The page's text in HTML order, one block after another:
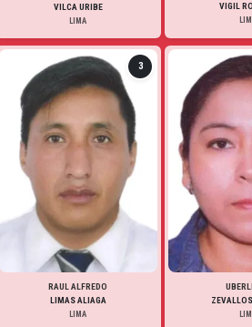
VILCA URIBE
LIMA
VIGIL
3
RAUL ALFREDO
LIMAS ALIAGA
LIMA